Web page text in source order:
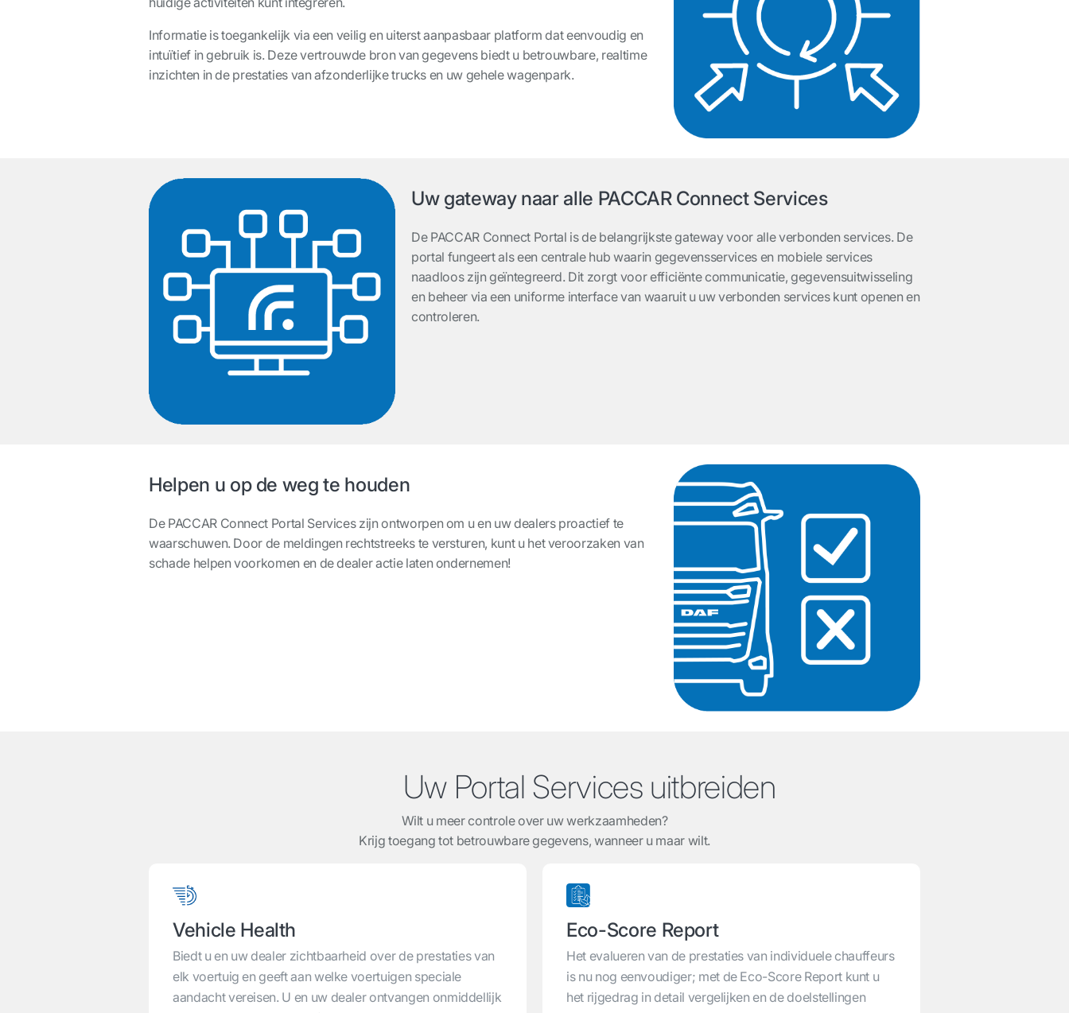
Informatie is toegankelijk via een veilig en uiterst aanpasbaar platform dat eenvoudig en
intuïtief in gebruik is. Deze vertrouwde bron van gegevens biedt u betrouwbare, realtime
inzichten in de prestaties van afzonderlijke trucks en uw gehele wagenpark.
Uw gateway naar alle PACCAR Connect Services
De PACCAR Connect Portal is de belangrijkste gateway voor alle verbonden services. De
portal fungeert als een centrale hub waarin gegevensservices en mobiele services
naadloos zijn geïntegreerd. Dit zorgt voor efficiënte communicatie, gegevensuitwisseling
en beheer via een uniforme interface van waaruit u uw verbonden services kunt openen en
controleren.
Helpen u op de weg te houden
De PACCAR Connect Portal Services zijn ontworpen om u en uw dealers proactief te
waarschuwen. Door de meldingen rechtstreeks te versturen, kunt u het veroorzaken van
schade helpen voorkomen en de dealer actie laten ondernemen!
Uw Portal Services uitbreiden
Wilt u meer controle over uw werkzaamheden?
Krijg toegang tot betrouwbare gegevens, wanneer u maar wilt.
Vehicle Health
Biedt u en uw dealer zichtbaarheid over de prestaties van
elk voertuig en geeft aan welke voertuigen speciale
aandacht vereisen. U en uw dealer ontvangen onmiddellijk
Eco-Score Report
Het evalueren van de prestaties van individuele chauffeurs
is nu nog eenvoudiger; met de Eco-Score Report kunt u
het rijgedrag in detail vergelijken en de doelstellingen